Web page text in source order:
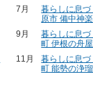
7月
暮らしに息
原市 備中神楽
9月
暮らしに息
町 伊根の舟屋
11月
暮らしに息
町 能勢の浄